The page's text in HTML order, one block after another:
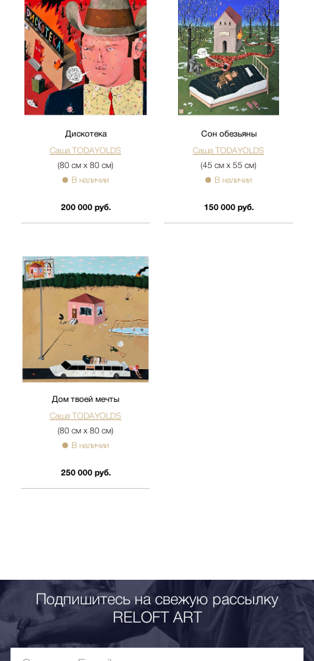
Дискотека
Саша TODAYOLDS
(80 см х 80 см)
В наличии
200 000 руб.
Сон обезьяны
Саша TODAYOLDS
(45 см х 55 см)
В наличии
150 000 руб.
Дом твоей мечты
Саша TODAYOLDS
(80 см х 80 см)
В наличии
250 000 руб.
Подпишитесь на свежую рассылку
RELOFT ART